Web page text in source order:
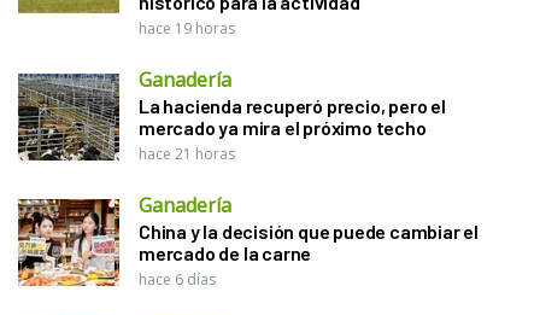
hace 19 horas
Ganadería
La hacienda recuperó precio, pero el
mercado ya mira el próximo techo
hace 21 horas
Ganadería
China y la decisión que puede cambiar el
mercado de la carne
hace 6 días